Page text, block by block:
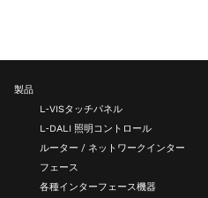
製品
L‑VISタッチパネル
L‑DALI 照明コントロール
ルーター / ネットワークインター
フェース
各種インターフェース機器